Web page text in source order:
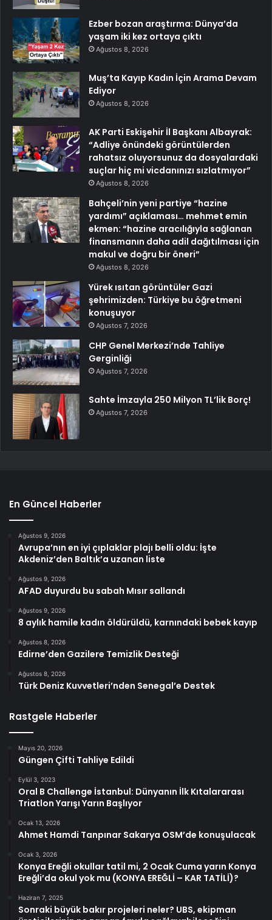
Ezber bozan araştırma: Dünya’da
yaşam iki kez ortaya çıktı
Ağustos 8, 2026
Muş’ta Kayıp Kadın İçin Arama Devam
Ediyor
Ağustos 8, 2026
AK Parti Eskişehir İl Başkanı Albayrak:
“Adliye önündeki görüntülerden
rahatsız oluyorsunuz da dosyalardaki
suçlar hiç mi vicdanınızı sızlatmıyor”
Ağustos 8, 2026
Bahçeli’nin yeni partiye “hazine
yardımı” açıklaması… mehmet emin
ekmen: “hazine aracılığıyla sağlanan
finansmanın daha adil dağıtılması için
makul ve doğru bir öneri”
Ağustos 8, 2026
Yürek ısıtan görüntüler Gazi
şehrimizden: Türkiye bu öğretmeni
konuşuyor
Ağustos 7, 2026
CHP Genel Merkezi’nde Tahliye
Gerginliği
Ağustos 7, 2026
Sahte İmzayla 250 Milyon TL’lik Borç!
Ağustos 7, 2026
En Güncel Haberler
Ağustos 9, 2026
Avrupa’nın en iyi çıplaklar plajı belli oldu: İşte
Akdeniz’den Baltık’a uzanan liste
Ağustos 9, 2026
AFAD duyurdu bu sabah Mısır sallandı
Ağustos 9, 2026
8 aylık hamile kadın öldürüldü, karnındaki bebek kayıp
Ağustos 8, 2026
Edirne’den Gazilere Temizlik Desteği
Ağustos 8, 2026
Türk Deniz Kuvvetleri’nden Senegal’e Destek
Rastgele Haberler
Mayıs 20, 2026
Güngen Çifti Tahliye Edildi
Eylül 3, 2023
Oral B Challenge İstanbul: Dünyanın İlk Kıtalararası
Triatlon Yarışı Yarın Başlıyor
Ocak 13, 2026
Ahmet Hamdi Tanpınar Sakarya OSM’de konuşulacak
Ocak 3, 2026
Konya Ereğli okullar tatil mi, 2 Ocak Cuma yarın Konya
Ereğli’da okul yok mu (KONYA EREĞLİ – KAR TATİLİ)?
Haziran 7, 2025
Sonraki büyük bakır projeleri neler? UBS, ekipman